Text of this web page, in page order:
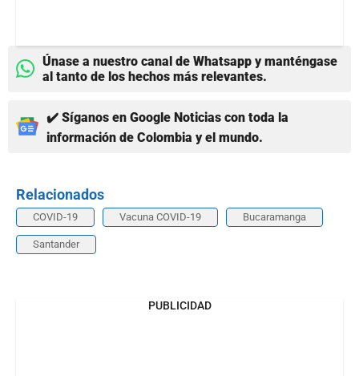
Únase a nuestro canal de Whatsapp y manténgase
al tanto de los hechos más relevantes.
✔️ Síganos en Google Noticias con toda la
información de Colombia y el mundo.
Relacionados
COVID-19 Vacuna COVID-19 Bucaramanga
Santander
PUBLICIDAD